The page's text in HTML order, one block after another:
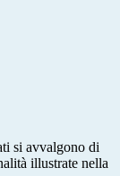
si avvalgono di
illustrate nella